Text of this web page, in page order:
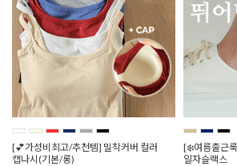
[💕가성비최고/추천템] 밀착커버 컬러
캡나시(기본/롱)
[❄️여름출근
일자슬랙스